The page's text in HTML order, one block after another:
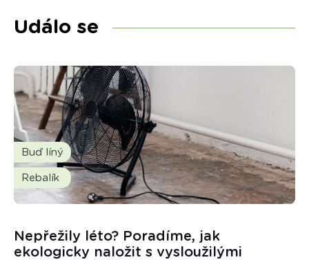
Událo se
Buď líný
Rebalík
Nepřežily léto? Poradíme, jak
ekologicky naložit s vysloužilými